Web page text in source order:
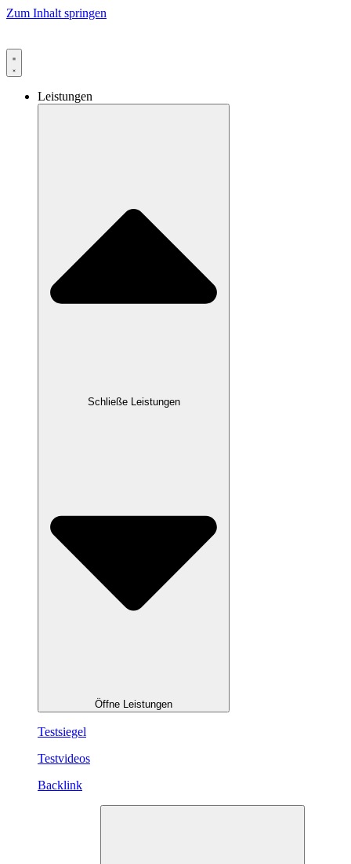
Zum Inhalt springen
Leistungen
Schließe Leistungen
Öffne Leistungen
Testsiegel
Testvideos
Backlink